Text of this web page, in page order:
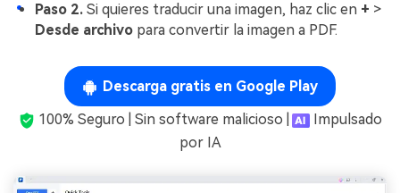
Paso 2. Si quieres traducir una imagen, haz clic en + >
Desde archivo para convertir la imagen a PDF.
Descarga gratis en Google Play
100% Seguro | Sin software malicioso |
Impulsado
por IA